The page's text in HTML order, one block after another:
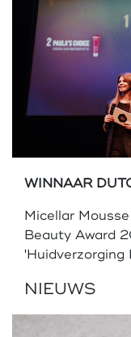
WINNAAR
Micellar
Beauty Award
'Huidverzorging
NIEUWS